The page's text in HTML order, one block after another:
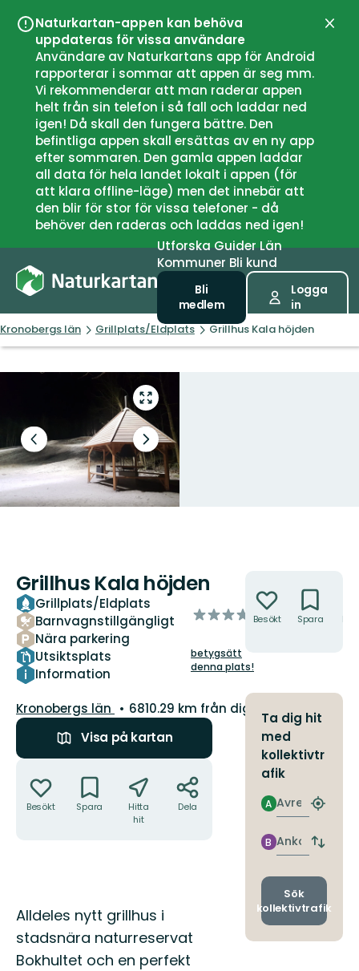
Naturkartan-appen kan behöva
uppdateras för vissa användare
Användare av Naturkartans app för Android
rapporterar i sommar att appen är seg mm.
Vi rekommenderar att man raderar appen
helt från sin telefon i så fall och laddar ned
igen! Då skall den fungera bättre. Den
befintliga appen skall ersättas av en ny app
efter sommaren. Den gamla appen laddar
all data för hela landet lokalt i appen (för
att klara offline-läge) men det innebär att
den blir för stor för vissa telefoner - då
behöver den raderas och laddas ned igen!
UtforskaGuiderLän
Kommuner Bli kund
Bli
medlem
Logga
in
Kronobergs län Grillplats/Eldplats Grillhus Kala höjden
Gå
till
helskärmsläge
Föregående
bild
Nästa
bildspel
Grillhus Kala höjden
Grillplats/Eldplats
Barnvagnstillgängligt
Nära parkering
Utsiktsplats
Information
av
stjärnor
betygsätt
denna plats!
Län:
Kronobergs län
6810.29 km från dig
Visa på kartan
Besökt Spara
Hitta
hit
Dela
Beskrivning
Alldeles nytt grillhus i
stadsnära naturreservat
Bokhultet och en perfekt
Besökt Spara
Ta dig hit
med
kollektivtr
afik
Avresa
A
Hitta
Ankomst
B
Byt
och
Sök
kollektivtrafik